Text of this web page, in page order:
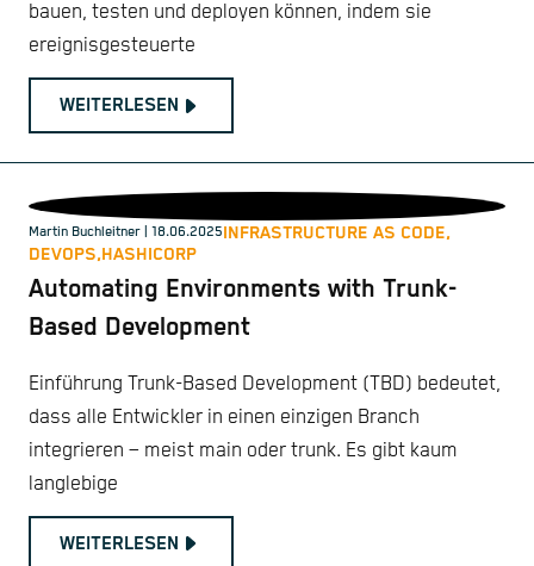
bauen, testen und deployen können, indem sie
ereignisgesteuerte
WEITERLESEN
Martin Buchleitner | 18.06.2025INFRASTRUCTURE AS CODE,
DEVOPS,HASHICORP
Automating Environments with Trunk-
Based Development
Einführung Trunk-Based Development (TBD) bedeutet,
dass alle Entwickler in einen einzigen Branch
integrieren – meist main oder trunk. Es gibt kaum
langlebige
WEITERLESEN